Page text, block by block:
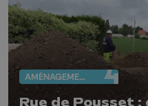
AMÉNAGEMENT DU TERRITOIRE
Rue de Pousset